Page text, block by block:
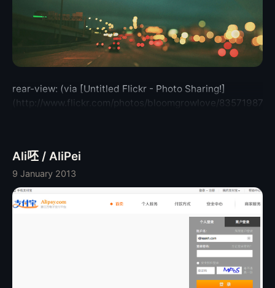
rear-view: (via [Untitled Flickr - Photo Sharing!]
(http://www.flickr.com/photos/bloomgrowlove/
Ali呸 / AliPei
9 January 2013